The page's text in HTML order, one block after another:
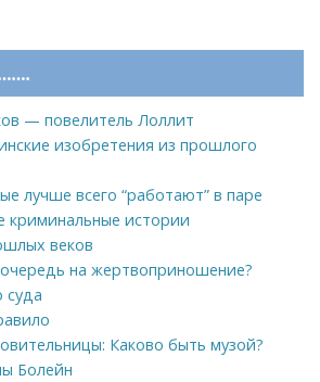
— повелитель Лоллит
изобретения из прошлого
лучше всего “работают” в паре
криминальные истории
веков
на жертвоприношение?
суда
Каково быть музой?
Болейн